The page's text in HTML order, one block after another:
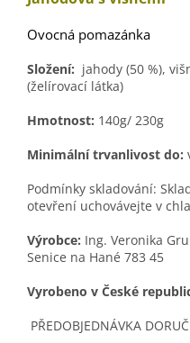
Ovocná pomazánka
Složení: jahody (50 %),
(želírovací látka)
Hmotnost: 140g/ 230g
Minimální trvanlivost do:
Podmínky skladování:
otevření uchovávejte v
Výrobce: Ing. Veronika
Senice na Hané 783 45
Vyrobeno v České
PŘEDOBJEDNÁVKA